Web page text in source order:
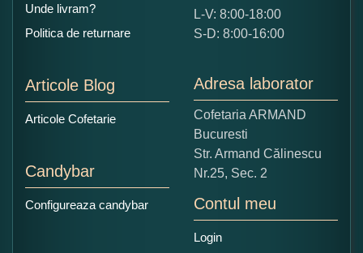
Ce nota acordati acestui produs?
5
Copiati alaturi numarul din imagine:
Unde livram?
Politica de returnare
Articole Blog
Articole Cofetarie
Candybar
Configureaza candybar
L-V: 8:00-18:00
S-D: 8:00-16:00
Adresa laborator
Cofetaria ARMAND
Bucuresti
Str. Armand Călinescu
Nr.25, Sec. 2
Contul meu
Login